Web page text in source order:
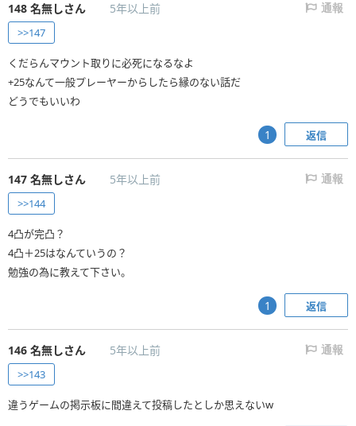
148 名無しさん 5年以上前 通報
>>147
くだらんマウント取りに必死になるなよ
+25なんて一般プレーヤーからしたら縁のない話だ
どうでもいいわ
返信
1
147 名無しさん 5年以上前 通報
>>144
4凸が完凸？
4凸＋25はなんていうの？
勉強の為に教えて下さい。
返信
1
146 名無しさん 5年以上前 通報
>>143
違うゲームの掲示板に間違えて投稿したとしか思えないw